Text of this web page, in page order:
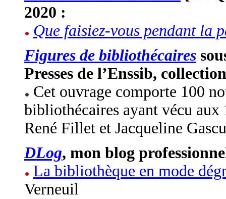
2020 :
Que faisiez-vous pendant la
Figures de bibliothécaires
Presses de l’Enssib,
Cet ouvrage comporte 100
bibliothécaires ayant vécu aux
René Fillet et Jacqueline
DLog, mon blog
La bibliothèque en mode
Verneuil